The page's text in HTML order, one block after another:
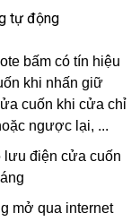
tự động
bấm có tín hiệu
khi nhấn giữ
cuốn khi cửa chỉ
ngược lại, ...
lưu điện cửa cuốn
mở qua internet